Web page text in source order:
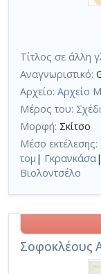
Τίτλος σε άλλη
Αναγνωριστικό:
Αρχείο: Αρχείο
Μέρος του:
Μορφή: Σκίτσο
Μέσο εκτέλεσης:
τομ | Γκρανκάσα|
Βιολοντσέλο
Σοφοκλέους